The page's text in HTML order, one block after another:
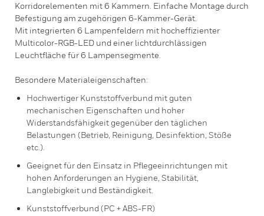
Korridorelementen mit 6 Kammern. Einfache Montage durch
Befestigung am zugehörigen 6-Kammer-Gerät.
Mit integrierten 6 Lampenfeldern mit hocheffizienter
Multicolor-RGB-LED und einer lichtdurchlässigen
Leuchtfläche für 6 Lampensegmente.
Besondere Materialeigenschaften:
Hochwertiger Kunststoffverbund mit guten
mechanischen Eigenschaften und hoher
Widerstandsfähigkeit gegenüber den täglichen
Belastungen (Betrieb, Reinigung, Desinfektion, Stöße
etc.).
Geeignet für den Einsatz in Pflegeeinrichtungen mit
hohen Anforderungen an Hygiene, Stabilität,
Langlebigkeit und Beständigkeit.
Kunststoffverbund (PC + ABS-FR)